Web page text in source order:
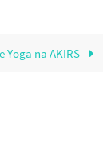
Yoga na AKIRS